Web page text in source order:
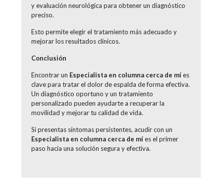
y evaluación neurológica para obtener un diagnóstico
preciso.
Esto permite elegir el tratamiento más adecuado y
mejorar los resultados clínicos.
Conclusión
Encontrar un Especialista en columna cerca de míes
clave para tratar el dolor de espalda de forma efectiva.
Un diagnóstico oportuno y un tratamiento
personalizado pueden ayudarte a recuperar la
movilidad y mejorar tu calidad de vida.
Si presentas síntomas persistentes, acudir con un
Especialista en columna cerca de míes el primer
paso hacia una solución segura y efectiva.